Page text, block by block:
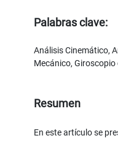
Palabras clave:
Análisis Cinemático,
Mecánico,
Resumen
En este artículo se